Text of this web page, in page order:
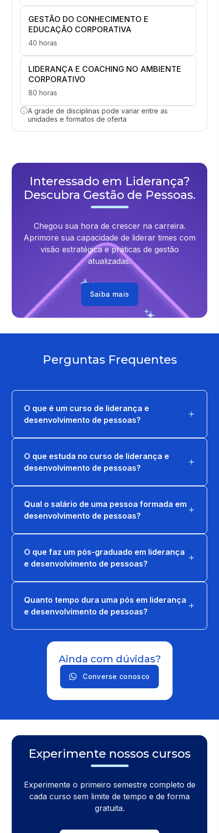
GESTÃO DO CONHECIMENTO E
EDUCAÇÃO CORPORATIVA
40 horas
LIDERANÇA E COACHING NO AMBIENTE
CORPORATIVO
80 horas
PERSONAL BRANDING E GESTÃO DA
AUTOIMAGEM
TRABALHISTA
40 horas
A grade de disciplinas pode variar entre as
unidades e formatos de oferta
Interessado em Liderança?
Descubra Gestão de Pessoas.
Chegou sua hora de crescer na carreira.
Aprimore sua capacidade de liderar times com
visão estratégica e práticas de gestão
atualizadas.
Saiba mais
Perguntas Frequentes
O que é um curso de liderança e
desenvolvimento de pessoas?
O que estuda no curso de liderança e
desenvolvimento de pessoas?
Qual o salário de uma pessoa formada em
desenvolvimento de pessoas?
O que faz um pós-graduado em liderança
e desenvolvimento de pessoas?
Quanto tempo dura uma pós em liderança
e desenvolvimento de pessoas?
Ainda com dúvidas?
Converse conosco
Experimente nossos cursos
Experimente o primeiro semestre completo de
cada curso sem limite de tempo e de forma
gratuita.